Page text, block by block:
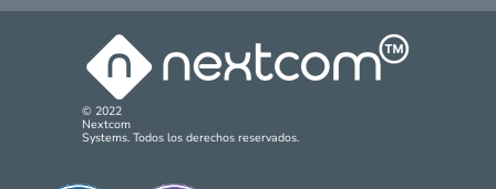
© 2022
Nextcom
Systems. Todos los derechos reservados.